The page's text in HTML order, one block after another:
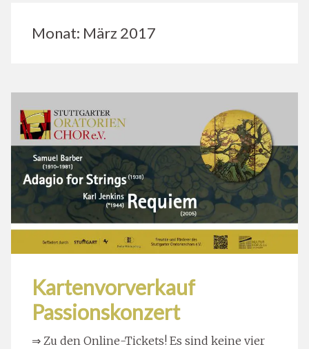
Monat: März 2017
Kartenvorverkauf
Passionskonzert
⇒ Zu den Online-Tickets! Es sind keine vier